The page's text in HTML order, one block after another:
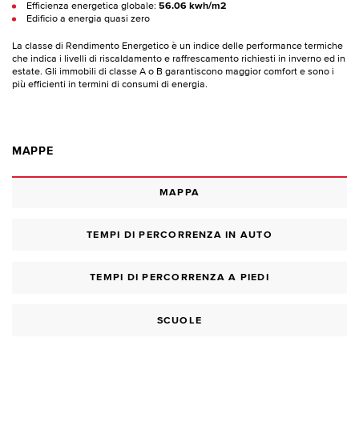
Efficienza energetica globale: 56.06 kwh/m2
Edificio a energia quasi zero
La classe di Rendimento Energetico è un indice delle performance termiche
che indica i livelli di riscaldamento e raffrescamento richiesti in inverno ed in
estate. Gli immobili di classe A o B garantiscono maggior comfort e sono i
più efficienti in termini di consumi di energia.
MAPPE
MAPPA
TEMPI DI PERCORRENZA IN AUTO
TEMPI DI PERCORRENZA A PIEDI
SCUOLE